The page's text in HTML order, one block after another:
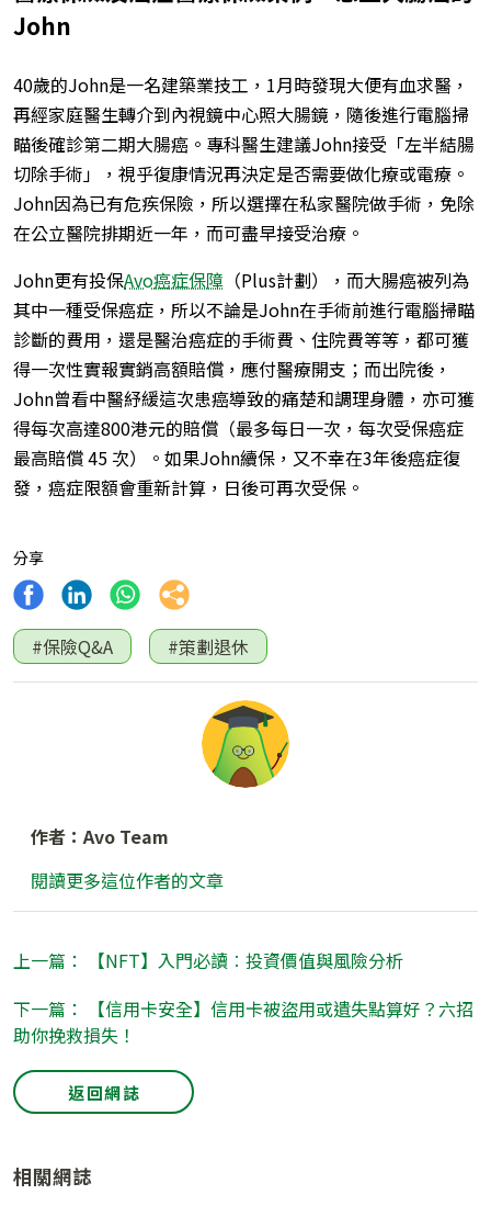
John
40歲的John是一名建築業技工，1月時發現大便有血求醫，
再經家庭醫生轉介到內視鏡中心照大腸鏡，隨後進行電腦掃
瞄後確診第二期大腸癌。專科醫生建議John接受「左半結腸
切除手術」，視乎復康情況再決定是否需要做化療或電療。
John因為已有危疾保險，所以選擇在私家醫院做手術，免除
在公立醫院排期近一年，而可盡早接受治療。
John更有投保Avo癌症保障 （Plus計劃），而大腸癌被列為
其中一種受保癌症，所以不論是John在手術前進行電腦掃瞄
診斷的費用，還是醫治癌症的手術費、住院費等等，都可獲
得一次性實報實銷高額賠償，應付醫療開支；而出院後，
John曾看中醫紓緩這次患癌導致的痛楚和調理身體，亦可獲
得每次高達800港元的賠償（最多每日一次，每次受保癌症
最高賠償 45 次）。如果John續保，又不幸在3年後癌症復
發，癌症限額會重新計算，日後可再次受保。
分享
#保險Q&A #策劃退休
作者：Avo Team
閱讀更多這位作者的文章
上一篇： 【NFT】入門必讀︰投資價值與風險分析
下一篇： 【信用卡安全】信用卡被盜用或遺失點算好？六招
助你挽救損失！
返回網誌
相關網誌